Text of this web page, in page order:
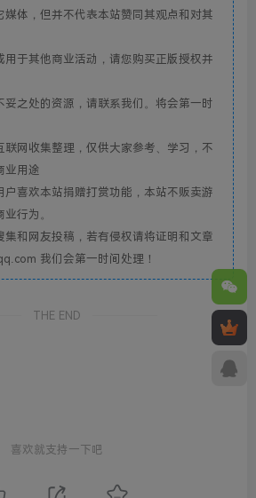
体，但并不代表本站赞同其观点和对其
于其他商业活动，请您购买正版授权并
之处的资源，请联系我们。将会第一时
网收集整理，仅供大家参考、学习，不
业用途
喜欢本站捐赠打赏功能，本站不贩卖游
行为。
和网友投稿，若有侵权请将证明和文章
我们会第一时间处理！
THE END
喜欢就支持一下吧